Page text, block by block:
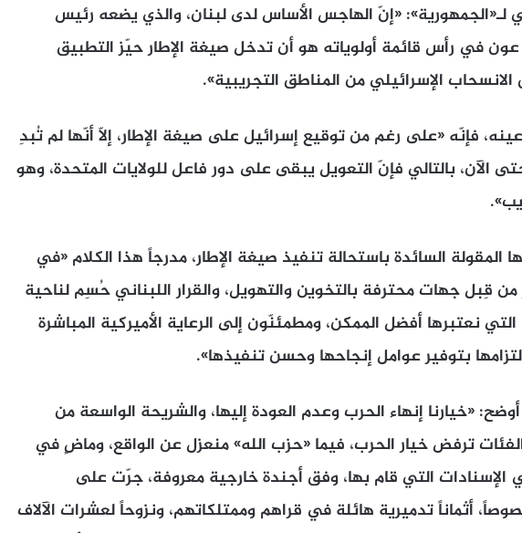
«إنّ الهاجس الأساس لدى لبنان، والذي يضعه رئيس
عون في رأس قائمة أولوياته هو أن تدخل صيغة الإطار حيّز التطبيق
الإسرائيلي من المناطق التجريبية».
فإنّه «على رغم من توقيع إسرائيل على صيغة الإطار، إلّا أنّها لم تُبدِ
الآن، بالتالي فإنّ التعويل يبقى على دور فاعل للولايات المتحدة، وهو
السائدة باستحالة تنفيذ صيغة الإطار، مدرجاً هذا الكلام «في
من قِبل جهات محترفة بالتخوين والتهويل، والقرار اللبناني حُسِم لناحية
نعتبرها أفضل الممكن، ومطمئنّون إلى الرعاية الأميركية المباشرة
بتوفير عوامل إنجاحها وحسن تنفيذها».
«خيارنا إنهاء الحرب وعدم العودة إليها، والشريحة الواسعة من
ترفض خيار الحرب، فيما «حزب الله» منعزل عن الواقع، وماضٍ في
الإسنادات التي قام بها، وفق أجندة خارجية معروفة، جرّت على
أثماناً تدميرية هائلة في قراهم وممتلكاتهم، ونزوحاً لعشرات الآلاف